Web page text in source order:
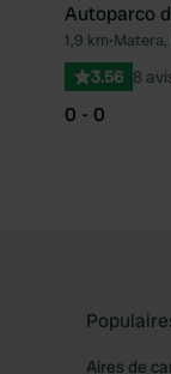
Préféré
Autoparco
1,9 km•Matera,
3.56 8
0 - 0
Aires de